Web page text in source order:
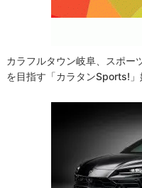
カラフルタウン岐阜、スポー
を目指す「カラタンSports!」